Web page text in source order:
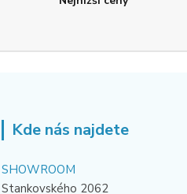
Kde nás najdete
SHOWROOM
Stankovského 2062